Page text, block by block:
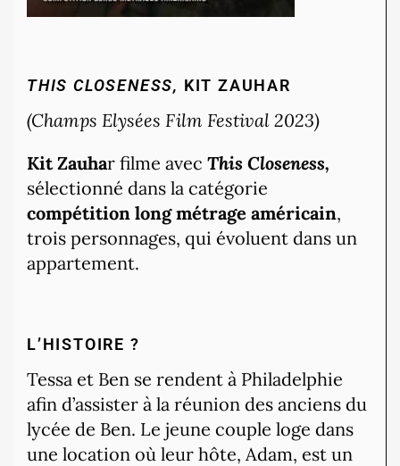
THIS CLOSENESS, KIT ZAUHAR
(Champs Elysées Film Festival 2023)
Kit Zauhar filme avec This Closeness,
sélectionné dans la catégorie
compétition long métrage américain,
trois personnages, qui évoluent dans un
appartement.
L’HISTOIRE ?
Tessa et Ben se rendent à Philadelphie
afin d’assister à la réunion des anciens du
lycée de Ben. Le jeune couple loge dans
une location où leur hôte, Adam, est un